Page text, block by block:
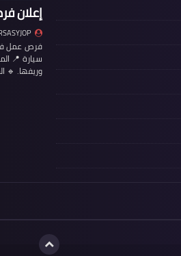
إعلان
فرص عمل
سيارة 📍
وريفها. 🔹